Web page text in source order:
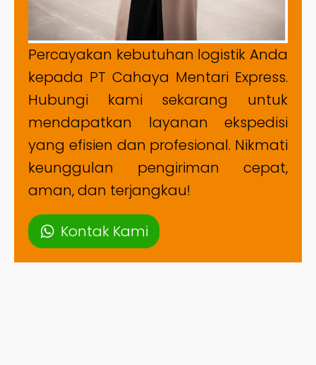
Percayakan kebutuhan logistik Anda
kepada PT Cahaya Mentari Express.
Hubungi kami sekarang untuk
mendapatkan layanan ekspedisi
yang efisien dan profesional. Nikmati
keunggulan pengiriman cepat,
aman, dan terjangkau!
Kontak Kami